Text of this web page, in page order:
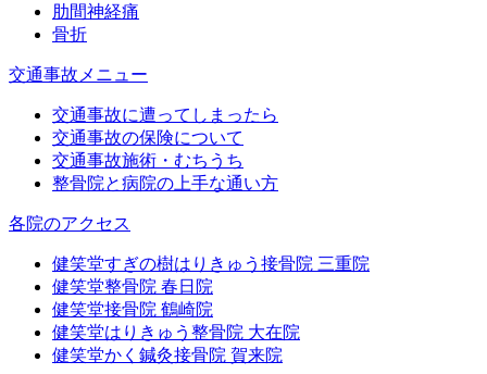
肋間神経痛
骨折
交通事故メニュー
交通事故に遭ってしまったら
交通事故の保険について
交通事故施術・むちうち
整骨院と病院の上手な通い方
各院のアクセス
健笑堂すぎの樹はりきゅう接骨院 三重院
健笑堂整骨院 春日院
健笑堂接骨院 鶴崎院
健笑堂はりきゅう整骨院 大在院
健笑堂かく鍼灸接骨院 賀来院